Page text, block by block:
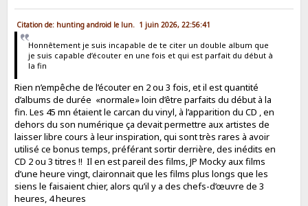
Citation de: hunting android le lun. 1 juin 2026, 22:56:41
Honnêtement je suis incapable de te citer un double album que
je suis capable d’écouter en une fois et qui est parfait du début à
la fin
Rien n’empêche de l’écouter en 2 ou 3 fois, et il est quantité
d’albums de durée «normale» loin d’être parfaits du début à la
fin. Les 45 mn étaient le carcan du vinyl, à l’apparition du CD , en
dehors du son numérique ça devait permettre aux artistes de
laisser libre cours à leur inspiration, qui sont très rares à avoir
utilisé ce bonus temps, préférant sortir derrière, des inédits en
CD 2 ou 3 titres !! Il en est pareil des films, JP Mocky aux films
d’une heure vingt, claironnait que les films plus longs que les
siens le faisaient chier, alors qu’il y a des chefs-d’œuvre de 3
heures, 4 heures